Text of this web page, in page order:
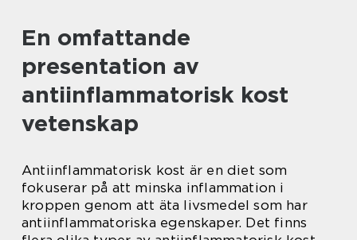
En omfattande
presentation av
antiinflammatorisk kost
vetenskap
Antiinflammatorisk kost är en diet som
fokuserar på att minska inflammation i
kroppen genom att äta livsmedel som har
antiinflammatoriska egenskaper. Det finns